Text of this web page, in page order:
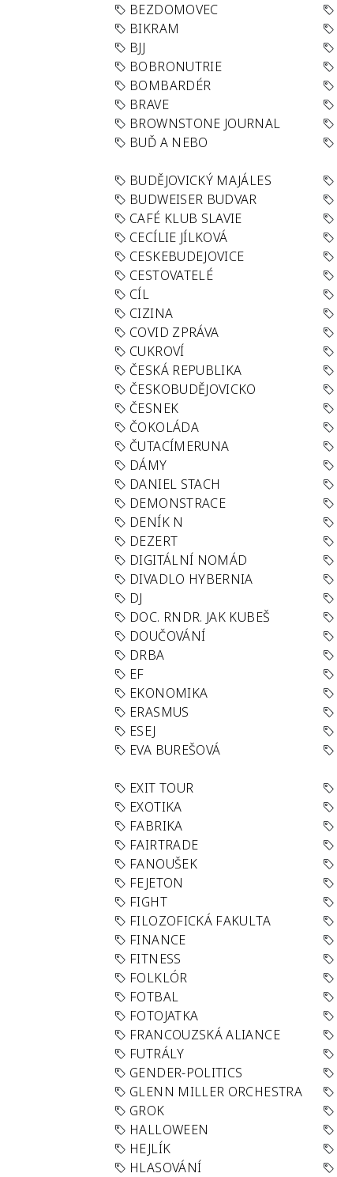
BEZDOMOVEC
BIKRAM
BJJ
BOBRONUTRIE
BOMBARDÉR
BRAVE
BROWNSTONE JOURNAL
BUĎ A NEBO
BUDĚJOVICKÝ MAJÁLES
BUDWEISER BUDVAR
CAFÉ KLUB SLAVIE
CECÍLIE JÍLKOVÁ
CESKEBUDEJOVICE
CESTOVATELÉ
CÍL
CIZINA
COVID ZPRÁVA
CUKROVÍ
ČESKÁ REPUBLIKA
ČESKOBUDĚJOVICKO
ČESNEK
ČOKOLÁDA
ČUTACÍMERUNA
DÁMY
DANIEL STACH
DEMONSTRACE
DENÍK N
DEZERT
DIGITÁLNÍ NOMÁD
DIVADLO HYBERNIA
DJ
DOC. RNDR. JAK KUBEŠ
DOUČOVÁNÍ
DRBA
EF
EKONOMIKA
ERASMUS
ESEJ
EVA BUREŠOVÁ
EXIT TOUR
EXOTIKA
FABRIKA
FAIRTRADE
FANOUŠEK
FEJETON
FIGHT
FILOZOFICKÁ FAKULTA
FINANCE
FITNESS
FOLKLÓR
FOTBAL
FOTOJATKA
FRANCOUZSKÁ ALIANCE
FUTRÁLY
GENDER-POLITICS
GLENN MILLER ORCHESTRA
GROK
HALLOWEEN
HEJLÍK
HLASOVÁNÍ